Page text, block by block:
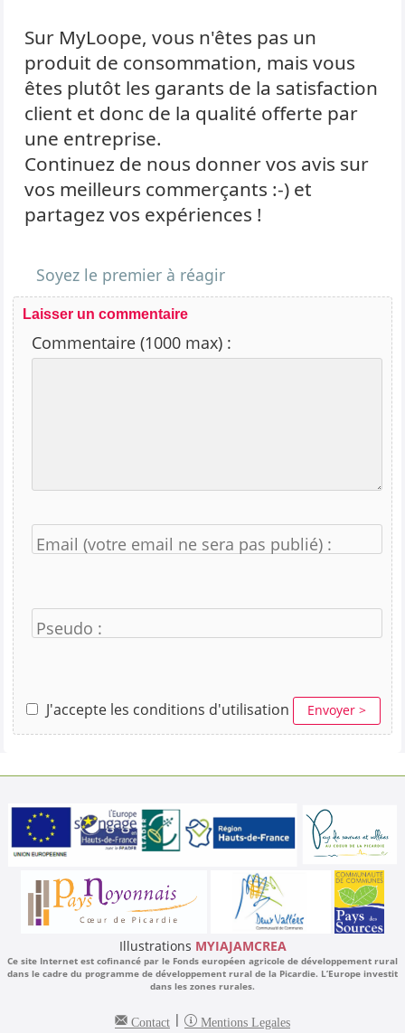
Sur MyLoope, vous n'êtes pas un
produit de consommation, mais vous
êtes plutôt les garants de la satisfaction
client et donc de la qualité offerte par
une entreprise.
Continuez de nous donner vos avis sur
vos meilleurs commerçants :-) et
partagez vos expériences !
Soyez le premier à réagir
Laisser un commentaire
Commentaire (1000 max) :
Email (votre email ne sera pas publié) :
Pseudo :
J'accepte les conditions d'utilisation Envoyer >
Illustrations MYIAJAMCREA
Ce site Internet est cofinancé par le Fonds européen agricole de développement rural
dans le cadre du programme de développement rural de la Picardie. L’Europe investit
dans les zones rurales.
Contact | Mentions Legales